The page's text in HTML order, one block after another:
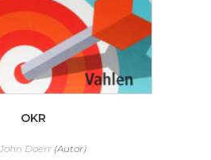
OKR
John Doerr (Autor)